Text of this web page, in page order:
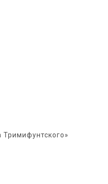
Тримифунтского»